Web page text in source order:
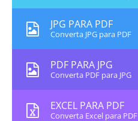
JPG PARA PDF
Converta JPG para PDF
PDF PARA JPG
Converta PDF para JPG
EXCEL PARA PDF
Converta Excel para PDF